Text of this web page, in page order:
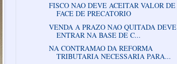
FISCO NAO DEVE ACEITAR VALOR DE
FACE DE PRECATORIO
VENDA A PRAZO NAO QUITADA DEVE
ENTRAR NA BASE DE C...
NA CONTRAMAO DA REFORMA
TRIBUTARIA NECESSARIA PARA...